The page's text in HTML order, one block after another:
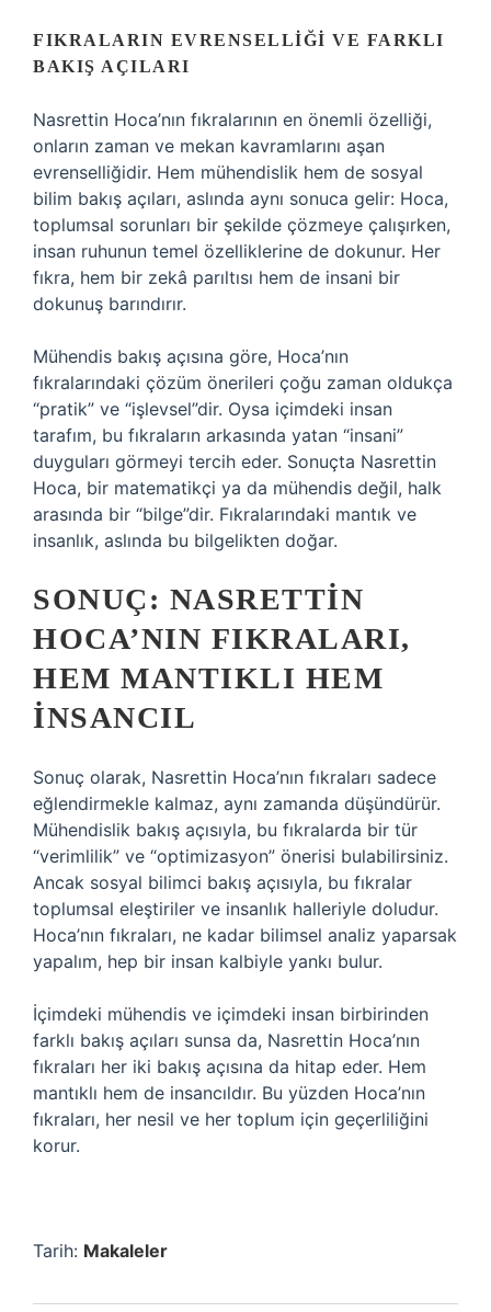
FIKRALARIN EVRENSELLIĞI VE FARKLI
BAKIŞ AÇILARI
Nasrettin Hoca’nın fıkralarının en önemli özelliği,
onların zaman ve mekan kavramlarını aşan
evrenselliğidir. Hem mühendislik hem de sosyal
bilim bakış açıları, aslında aynı sonuca gelir: Hoca,
toplumsal sorunları bir şekilde çözmeye çalışırken,
insan ruhunun temel özelliklerine de dokunur. Her
fıkra, hem bir zekâ parıltısı hem de insani bir
dokunuş barındırır.
Mühendis bakış açısına göre, Hoca’nın
fıkralarındaki çözüm önerileri çoğu zaman oldukça
“pratik” ve “işlevsel”dir. Oysa içimdeki insan
tarafım, bu fıkraların arkasında yatan “insani”
duyguları görmeyi tercih eder. Sonuçta Nasrettin
Hoca, bir matematikçi ya da mühendis değil, halk
arasında bir “bilge”dir. Fıkralarındaki mantık ve
insanlık, aslında bu bilgelikten doğar.
SONUÇ: NASRETTIN
HOCA’NIN FIKRALARI,
HEM MANTIKLI HEM
İNSANCIL
Sonuç olarak, Nasrettin Hoca’nın fıkraları sadece
eğlendirmekle kalmaz, aynı zamanda düşündürür.
Mühendislik bakış açısıyla, bu fıkralarda bir tür
“verimlilik” ve “optimizasyon” önerisi bulabilirsiniz.
Ancak sosyal bilimci bakış açısıyla, bu fıkralar
toplumsal eleştiriler ve insanlık halleriyle doludur.
Hoca’nın fıkraları, ne kadar bilimsel analiz yaparsak
yapalım, hep bir insan kalbiyle yankı bulur.
İçimdeki mühendis ve içimdeki insan birbirinden
farklı bakış açıları sunsa da, Nasrettin Hoca’nın
fıkraları her iki bakış açısına da hitap eder. Hem
mantıklı hem de insancıldır. Bu yüzden Hoca’nın
fıkraları, her nesil ve her toplum için geçerliliğini
korur.
Tarih: Makaleler